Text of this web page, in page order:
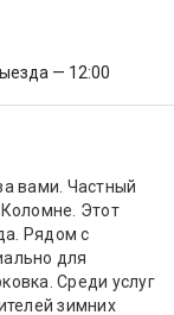
— 12:00
вами. Частный
Этот
Рядом с
для
Среди услуг
зимних